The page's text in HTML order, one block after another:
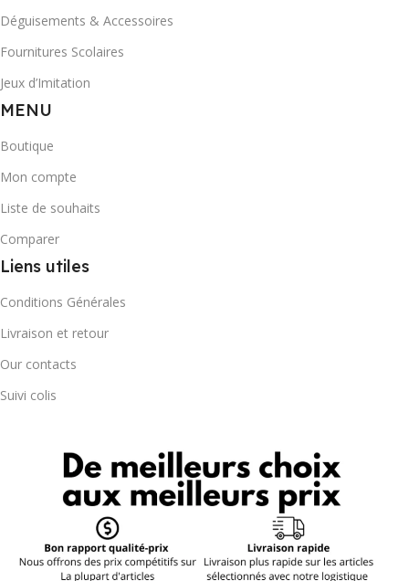
Déguisements & Accessoires
Fournitures Scolaires
Jeux d’Imitation
MENU
Boutique
Mon compte
Liste de souhaits
Comparer
Liens utiles
Conditions Générales
Livraison et retour
Our contacts
Suivi colis